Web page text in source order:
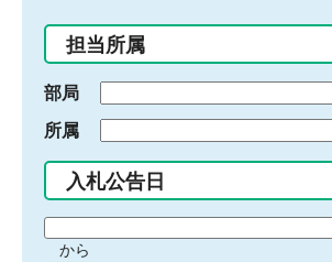
入
力
担当所属
部局
所属
入札公告日
間から